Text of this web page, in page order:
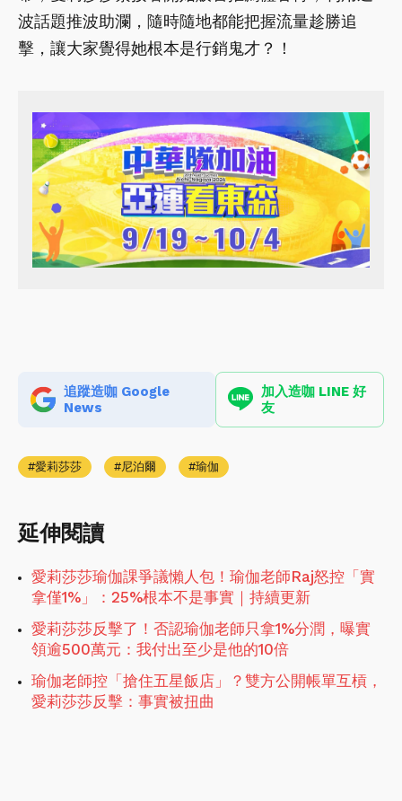
波話題推波助瀾，隨時隨地都能把握流量趁勝追
擊，讓大家覺得她根本是行銷鬼才？！
追蹤造咖 Google
News
加入造咖 LINE 好
友
愛莉莎莎 尼泊爾 瑜伽
延伸閱讀
愛莉莎莎瑜伽課爭議懶人包！瑜伽老師Raj怒控「實
拿僅1%」：25%根本不是事實｜持續更新
愛莉莎莎反擊了！否認瑜伽老師只拿1%分潤，曝實
領逾500萬元：我付出至少是他的10倍
瑜伽老師控「搶住五星飯店」？雙方公開帳單互槓，
愛莉莎莎反擊：事實被扭曲